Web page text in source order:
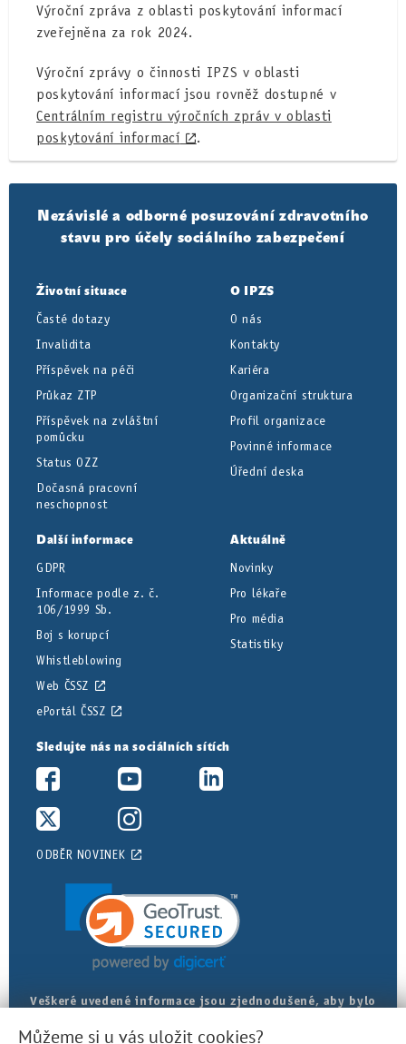
Výroční zpráva z oblasti poskytování informací
zveřejněna za rok 2024.
Výroční zprávy o činnosti IPZS v oblasti
poskytování informací jsou rovněž dostupné v
Centrálním registru výročních zpráv v oblasti
poskytování informací
.
Nezávislé a odborné posuzování zdravotního
stavu pro účely sociálního zabezpečení
Životní situace
Časté dotazy
Invalidita
Příspěvek na péči
Průkaz ZTP
Příspěvek na zvláštní
pomůcku
Status OZZ
Dočasná pracovní
neschopnost
O IPZS
O nás
Kontakty
Kariéra
Organizační struktura
Profil organizace
Povinné informace
Úřední deska
Další informace
GDPR
Informace podle z. č.
106/1999 Sb.
Boj s korupcí
Whistleblowing
Web ČSSZ
ePortál ČSSZ
Aktuálně
Novinky
Pro lékaře
Pro média
Statistiky
Sledujte nás na sociálních sítích
ODBĚR NOVINEK
Veškeré uvedené informace jsou zjednodušené, aby bylo
najdete v právních předpisech.
Můžeme si u vás uložit cookies?